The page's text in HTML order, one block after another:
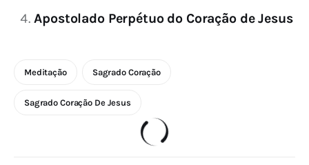
Apostolado Perpétuo do Coração de Jesus
Meditação Sagrado Coração
Sagrado Coração De Jesus